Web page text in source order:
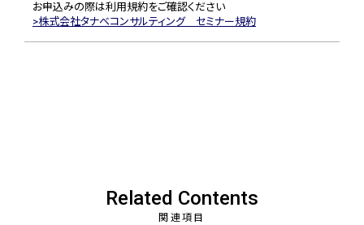
お申込みの際は利用規約をご確認ください
株式会社タナベコンサルティング セミナー規約
Related Contents
関連項目